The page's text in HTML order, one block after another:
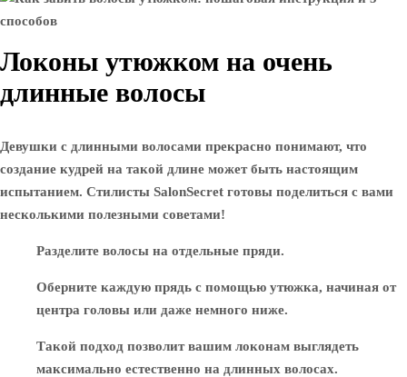
Локоны утюжком на очень
длинные волосы
Девушки с длинными волосами прекрасно понимают, что
создание кудрей на такой длине может быть настоящим
испытанием. Стилисты SalonSecret готовы поделиться с вами
несколькими полезными советами!
Разделите волосы на отдельные пряди.
Оберните каждую прядь с помощью утюжка, начиная от
центра головы или даже немного ниже.
Такой подход позволит вашим локонам выглядеть
максимально естественно на длинных волосах.